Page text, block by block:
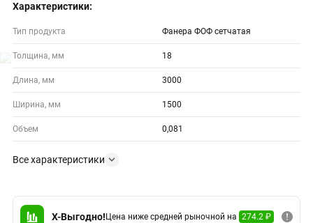
Характеристики:
Тип продукта Фанера ФОФ сетчатая
Толщина, мм 18
Длина, мм 3000
Ширина, мм 1500
Объем 0,081
Все характеристики
X-Выгодно! Цена ниже средней рыночной на 274.2 ₽